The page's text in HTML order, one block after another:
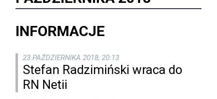
INFORMACJE
23 PAŹDZIERNIKA 2018, 20:13
Stefan Radzimiński wraca do
RN Netii